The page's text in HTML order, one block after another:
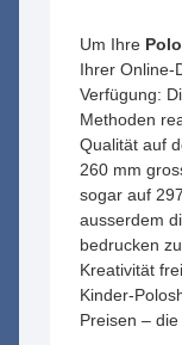
Um Ihre
Ihrer Online-
Verfügung:
Methoden
Qualität auf
260 mm
sogar auf
ausserdem
bedrucken
Kreativität
Kinder-
Preisen –